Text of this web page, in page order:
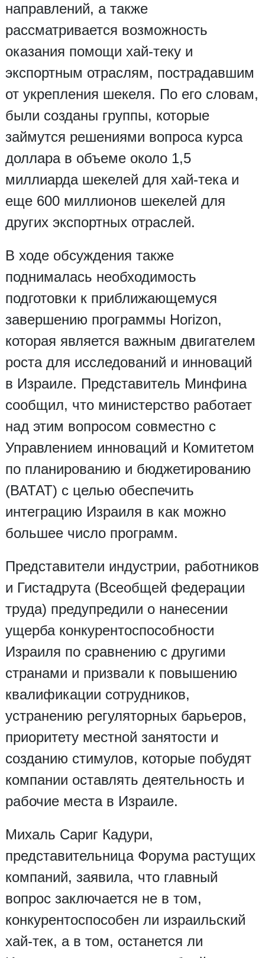
направлений, а также
рассматривается возможность
оказания помощи хай-теку и
экспортным отраслям, пострадавшим
от укрепления шекеля. По его словам,
были созданы группы, которые
займутся решениями вопроса курса
доллара в объеме около 1,5
миллиарда шекелей для хай-тека и
еще 600 миллионов шекелей для
других экспортных отраслей.
В ходе обсуждения также
поднималась необходимость
подготовки к приближающемуся
завершению программы Horizon,
которая является важным двигателем
роста для исследований и инноваций
в Израиле. Представитель Минфина
сообщил, что министерство работает
над этим вопросом совместно с
Управлением инноваций и Комитетом
по планированию и бюджетированию
(ВАТАТ) с целью обеспечить
интеграцию Израиля в как можно
большее число программ.
Представители индустрии, работников
и Гистадрута (Всеобщей федерации
труда) предупредили о нанесении
ущерба конкурентоспособности
Израиля по сравнению с другими
странами и призвали к повышению
квалификации сотрудников,
устранению регуляторных барьеров,
приоритету местной занятости и
созданию стимулов, которые побудят
компании оставлять деятельность и
рабочие места в Израиле.
Михаль Сариг Кадури,
представительница Форума растущих
компаний, заявила, что главный
вопрос заключается не в том,
конкурентоспособен ли израильский
хай-тек, а в том, останется ли